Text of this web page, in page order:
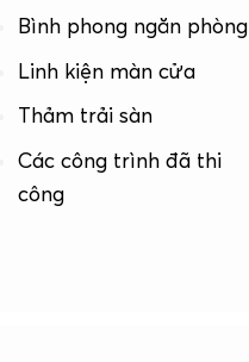
Bình phong ngăn phòng
Linh kiện màn cửa
Thảm trải sàn
Các công trình đã thi
công